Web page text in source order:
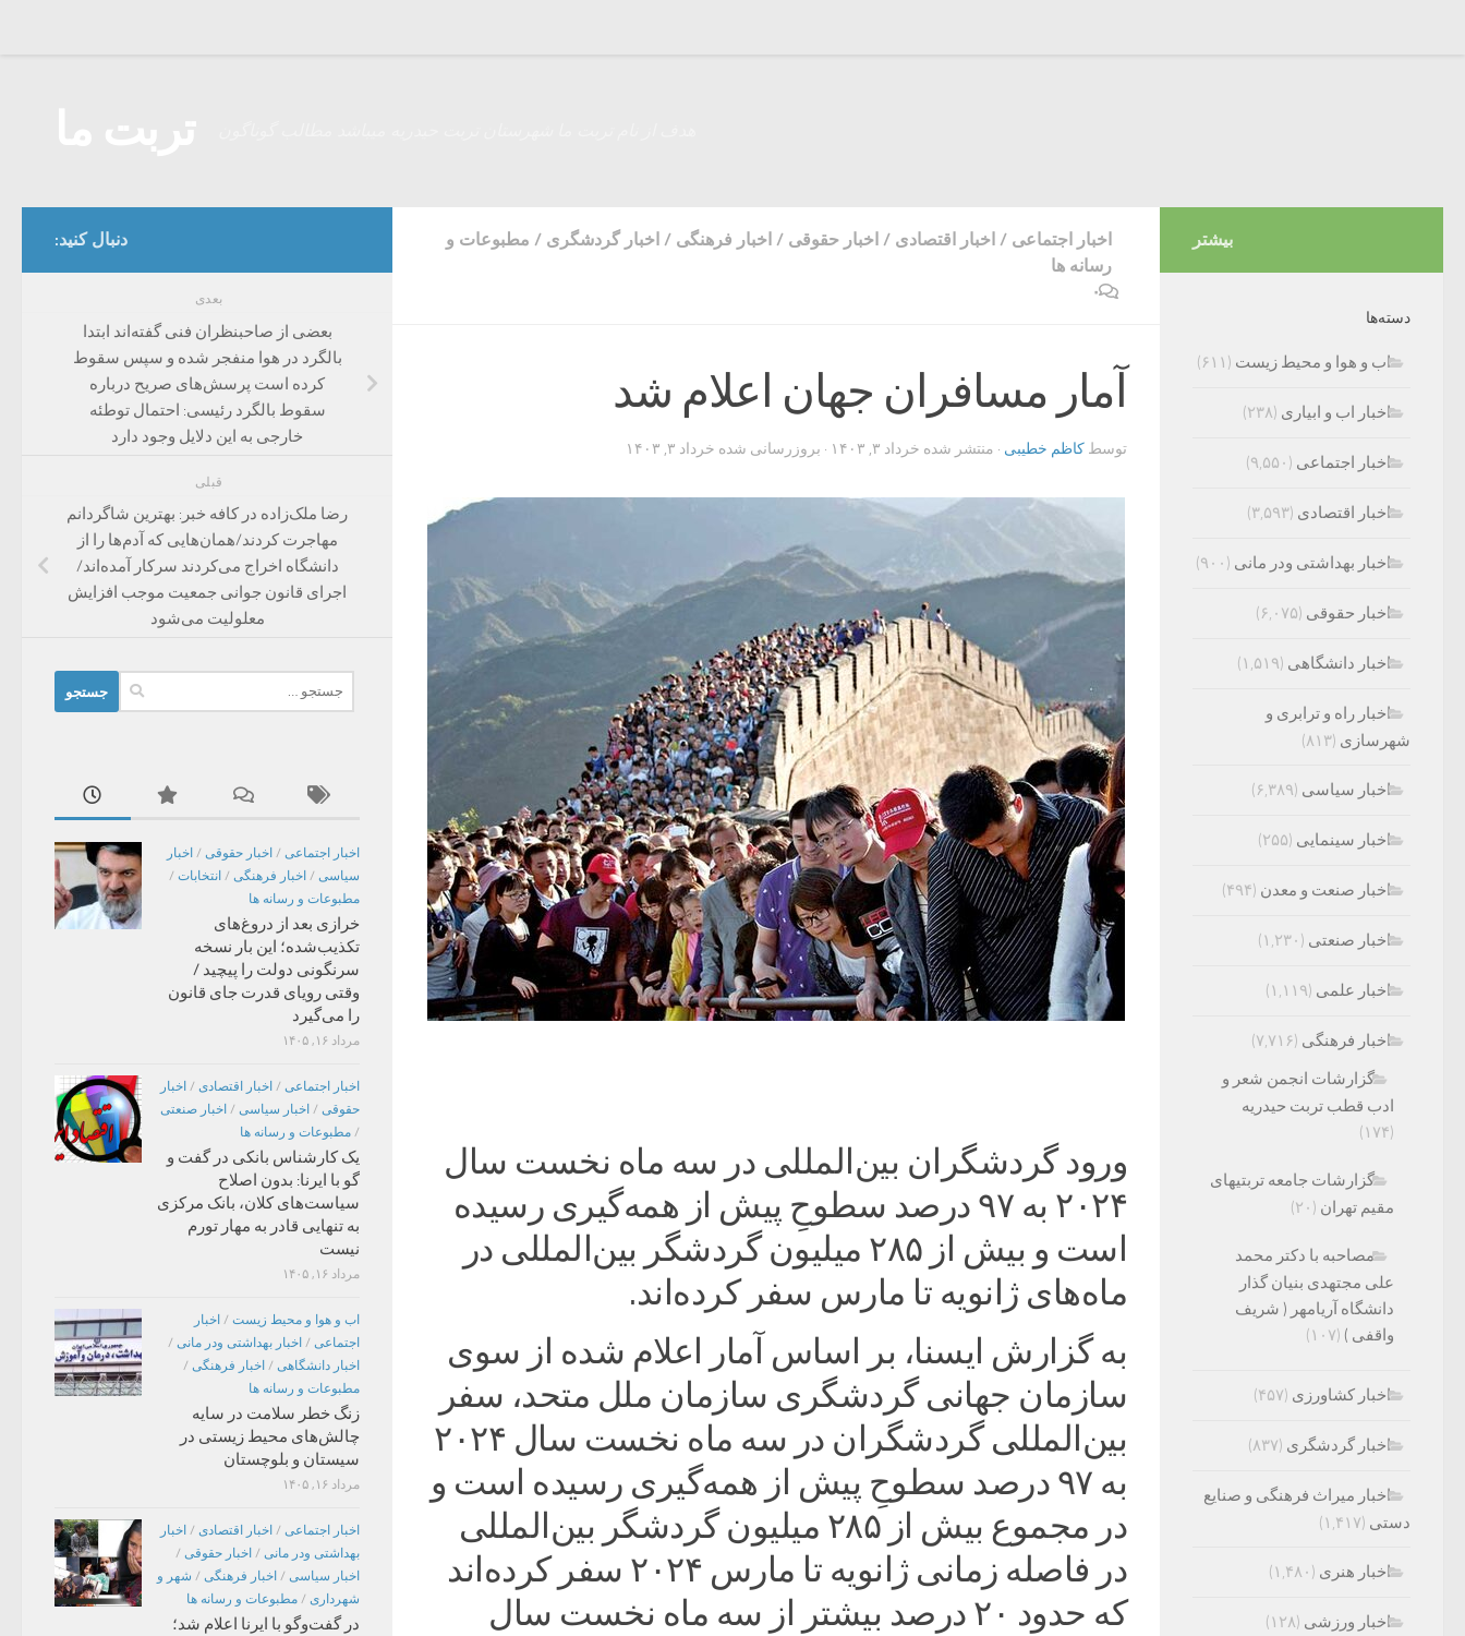
اخبار اجتماعی / اخبار اقتصادی / اخبار حقوقی / اخبار فرهنگی / اخبار گردشگری / مطبوعات و
رسانه ها
۰
آمار مسافران جهان اعلام شد
توسط کاظم خطیبی · منتشر شده خرداد ۳, ۱۴۰۳ · بروزرسانی شده خرداد ۳, ۱۴۰۳
ورود گردشگران بین‌المللی در سه ماه نخست سال
۲۰۲۴ به ۹۷ درصد سطوحِ پیش از همه‌گیری رسیده
است و بیش از ۲۸۵ میلیون گردشگر بین‌المللی در
ماه‌های ژانویه تا مارس سفر کرده‌اند.
به گزارش ایسنا، بر اساس آمار اعلام شده از سوی
سازمان جهانی گردشگری سازمان ملل متحد، سفر
بین‌المللی گردشگران در سه ماه نخست سال ۲۰۲۴
به ۹۷ درصد سطوحِ پیش از همه‌گیری رسیده است و
در مجموع بیش از ۲۸۵ میلیون گردشگر بین‌المللی
در فاصله زمانی ژانویه تا مارس ۲۰۲۴ سفر کرده‌اند
که حدود ۲۰ درصد بیشتر از سه ماه نخست سال
دنبال کنید:
بعدی
بعضی از صاحبنظران فنی گفته‌اند ابتدا
بالگرد در هوا منفجر شده و سپس سقوط
کرده است پرسش‌های صریح درباره
سقوط بالگرد رئیسی: احتمال توطئه
خارجی به این دلایل وجود دارد
قبلی
رضا ملک‌زاده در کافه خبر: بهترین شاگردانم
مهاجرت کردند/همان‌هایی که آدم‌ها را از
دانشگاه اخراج می‌کردند سرکار آمده‌اند/
اجرای قانون جوانی جمعیت موجب افزایش
معلولیت می‌شود
برای:
اخبار اجتماعی / اخبار حقوقی / اخبار
سیاسی / اخبار فرهنگی / انتخابات /
مطبوعات و رسانه ها
خرازی بعد از دروغ‌های
تکذیب‌شده؛ این بار نسخه
سرنگونی دولت را پیچید /
وقتی رویای قدرت جای قانون
را می‌گیرد
مرداد ۱۶, ۱۴۰۵
اخبار اجتماعی / اخبار اقتصادی / اخبار
حقوقی / اخبار سیاسی / اخبار صنعتی
/ مطبوعات و رسانه ها
یک کارشناس بانکی در گفت و
گو با ایرنا: بدون اصلاح
سیاست‌های کلان، بانک مرکزی
به تنهایی قادر به مهار تورم
نیست
مرداد ۱۶, ۱۴۰۵
اب و هوا و محیط زیست / اخبار
اجتماعی / اخبار بهداشتی ودر مانی /
اخبار دانشگاهی / اخبار فرهنگی /
مطبوعات و رسانه ها
زنگ خطر سلامت در سایه
چالش‌های محیط زیستی در
سیستان و بلوچستان
مرداد ۱۶, ۱۴۰۵
اخبار اجتماعی / اخبار اقتصادی / اخبار
بهداشتی ودر مانی / اخبار حقوقی /
اخبار سیاسی / اخبار فرهنگی / شهر و
شهرداری / مطبوعات و رسانه ها
در گفت‌وگو با ایرنا اعلام شد؛
بیشتر
دسته‌ها
اب و هوا و محیط زیست (۶۱۱)
اخبار اب و ابیاری (۲۳۸)
اخبار اجتماعی (۹,۵۵۰)
اخبار اقتصادی (۳,۵۹۳)
اخبار بهداشتی ودر مانی (۹۰۰)
اخبار حقوقی (۶,۰۷۵)
اخبار دانشگاهی (۱,۵۱۹)
اخبار راه و ترابری و
شهرسازی (۸۱۳)
اخبار سیاسی (۶,۳۸۹)
اخبار سینمایی (۲۵۵)
اخبار صنعت و معدن (۴۹۴)
اخبار صنعتی (۱,۲۳۰)
اخبار علمی (۱,۱۱۹)
اخبار فرهنگی (۷,۷۱۶)
گزارشات انجمن شعر و
ادب قطب تربت حیدریه
(۱۷۴)
گزارشات جامعه تربتیهای
مقیم تهران (۲۰)
مصاحبه با دکتر محمد
علی مجتهدی بنیان گذار
دانشگاه آریامهر ( شریف
واقفی ) (۱۰۷)
اخبار کشاورزی (۴۵۷)
اخبار گردشگری (۸۳۷)
اخبار میراث فرهنگی و صنایع
دستی (۱,۴۱۷)
اخبار هنری (۱,۴۸۰)
اخبار ورزشی (۱۲۸)